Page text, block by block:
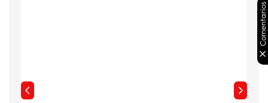
Comentarios